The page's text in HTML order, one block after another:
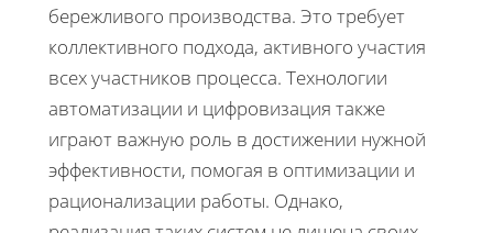
бережливого производства. Это требует
коллективного подхода, активного участия
всех участников процесса. Технологии
автоматизации и цифровизация также
играют важную роль в достижении нужной
эффективности, помогая в оптимизации и
рационализации работы. Однако,